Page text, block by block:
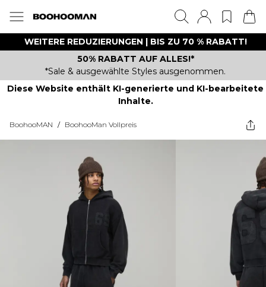
WEITERE REDUZIERUNGEN | BIS ZU 70 % RABATT!
50% RABATT AUF ALLES!*
*Sale & ausgewählte Styles ausgenommen.
Diese Website enthält KI-generierte und KI-bearbeitete
Inhalte.
BoohooMAN / BoohooMan Vollpreis